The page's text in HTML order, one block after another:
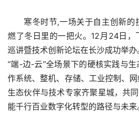
寒冬时节,一场关于自主创新的
燃了冬日里的一把火。12月24日，
巡讲暨技术创新论坛在长沙成功举
“端-边-云”全场景下的硬核实践与
作系统、整机、存储、工业控制、
生态伙伴与技术专家齐聚星城，共
能千行百业数字化转型的路径与未来